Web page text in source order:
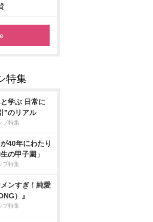
学ぶ 日常に
”のリアル
プ特集
40年にわたり
の甲子園」
プ特集
ンすぎ！純愛
）』
プ特集